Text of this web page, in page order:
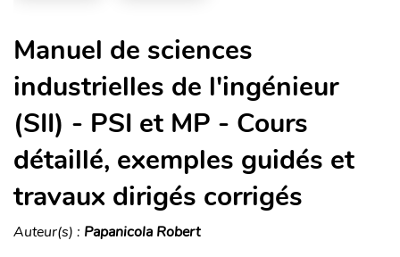
Manuel de sciences
industrielles de l'ingénieur
(SII) - PSI et MP - Cours
détaillé, exemples guidés et
travaux dirigés corrigés
Auteur(s) : Papanicola Robert